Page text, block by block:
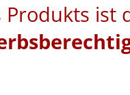
Produkts ist